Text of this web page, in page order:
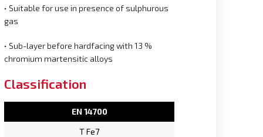
• Suitable for use in presence of sulphurous
gas
• Sub-layer before hardfacing with 13 %
chromium martensitic alloys
Classification
EN 14700
T Fe7